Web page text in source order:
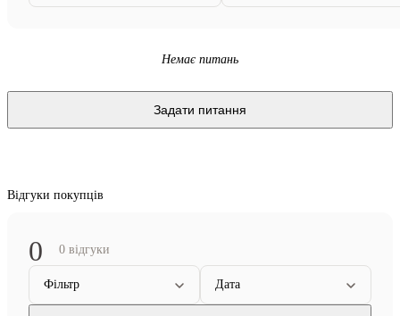
Немає питань
Задати питання
Відгуки покупців
0 0 відгуки
Фільтр Дата